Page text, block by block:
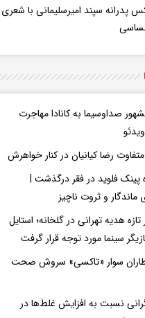
پدرانه سپند امیرسلیمانی با شعری
صداوسیما به کانادا مهاجرت
رضا کیانیان در کنار خواهرش
پینک فلوید در فقر درگذشت |
و ثروت ناچیز
تازه هدیه تهرانی در گلخانه؛ استایل
سینما مورد توجه قرار گرفت
سوار «تاکسی» سروش صحت
نسبت به افزایش غلط‌ها در